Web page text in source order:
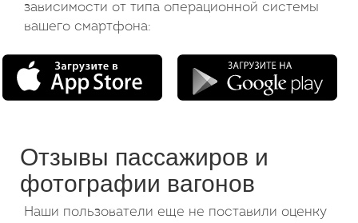
зависимости от типа операционной системы
вашего смартфона:
Отзывы пассажиров и
фотографии вагонов
Наши пользователи еще не поставили оценку